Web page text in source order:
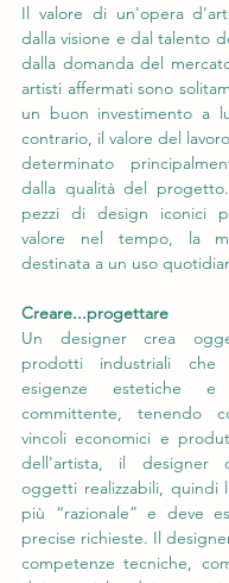
Il valore di un'opera
dalla visione e dal talento
dalla domanda del
artisti affermati sono
un buon investimento a
contrario, il valore del
determinato
dalla qualità del
pezzi di design iconici
valore nel tempo, la
destinata a un uso
Creare...progettare
Un designer crea
prodotti industriali che
esigenze estetiche e
committente, tenendo
vincoli economici e
dell'artista, il designer
oggetti realizzabili, quindi
più “razionale” e deve
precise richieste. Il
competenze tecniche,